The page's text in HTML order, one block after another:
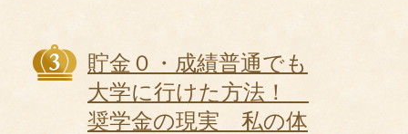
貯金０・成績普通でも
大学に行けた方法！
奨学金の現実 私の体